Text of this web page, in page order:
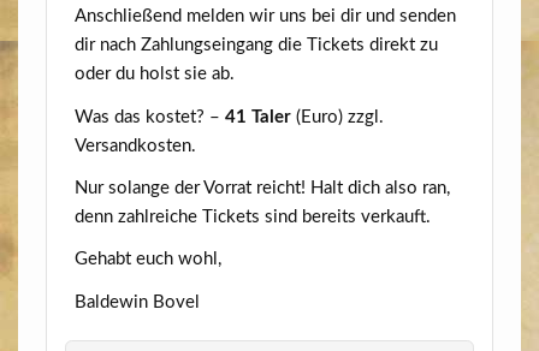
Anschlie­ßend mel­den wir uns bei dir und sen­den
dir nach Zah­lungs­ein­gang die Tickets direkt zu
oder du holst sie ab.
Was das kos­tet? – 41 Taler(Euro) zzgl.
Versandkosten.
Nur solan­ge der Vor­rat reicht! Halt dich also ran,
denn zahl­rei­che Tickets sind bereits verkauft.
Gehabt euch wohl,
Bal­de­win Bovel